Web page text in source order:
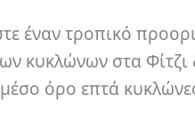
έναν τροπικό
κυκλώνων στα
όρο επτά